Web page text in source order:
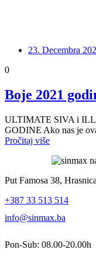
23. Decembra
0
Boje 2021
ULTIMATE SIVA i
GODINE Ako nas je
Pročitaj više
Put Famosa 38, Hrasnica
+387 33 513 514
info@sinmax.ba
Pon-Sub: 08.00-20.00h